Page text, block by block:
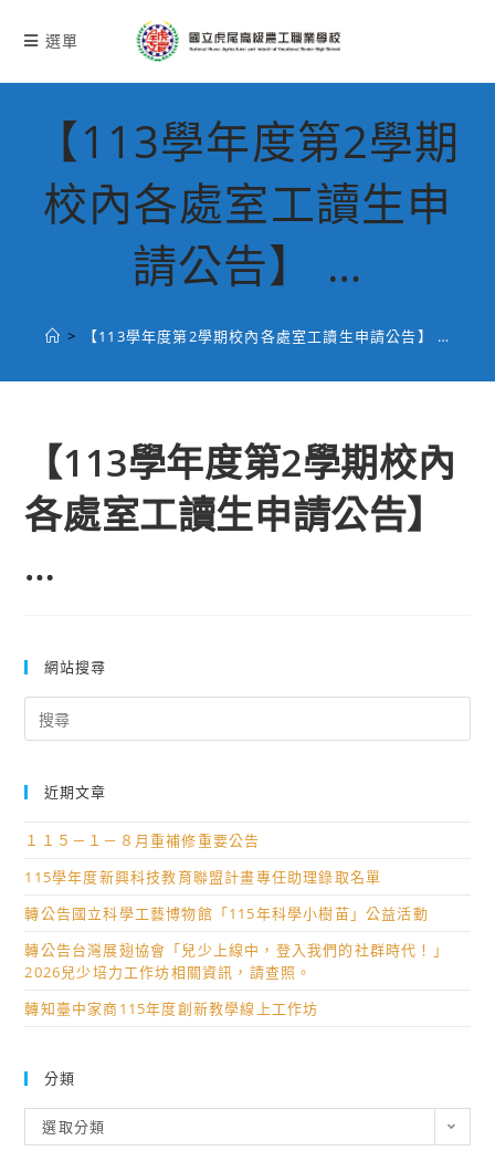
選單
【113學年度第2學期
校內各處室工讀生申
請公告】 …
> 【113學年度第2學期校內各處室工讀生申請公告】 …
【113學年度第2學期校內
各處室工讀生申請公告】
…
網站搜尋
for:
近期文章
１１５－１－８月重補修重要公告
115學年度新興科技教育聯盟計畫專任助理錄取名單
轉公告國立科學工藝博物館「115年科學小樹苗」公益活動
轉公告台灣展翅協會「兒少上線中，登入我們的社群時代！」
2026兒少培力工作坊相關資訊，請查照。
轉知臺中家商115年度創新教學線上工作坊
分類
類
選取分類